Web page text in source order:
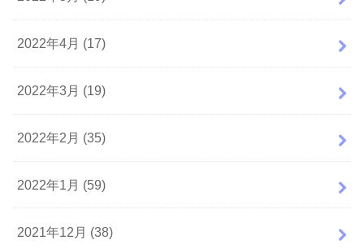
2022年4月 (17)
2022年3月 (19)
2022年2月 (35)
2022年1月 (59)
2021年12月 (38)